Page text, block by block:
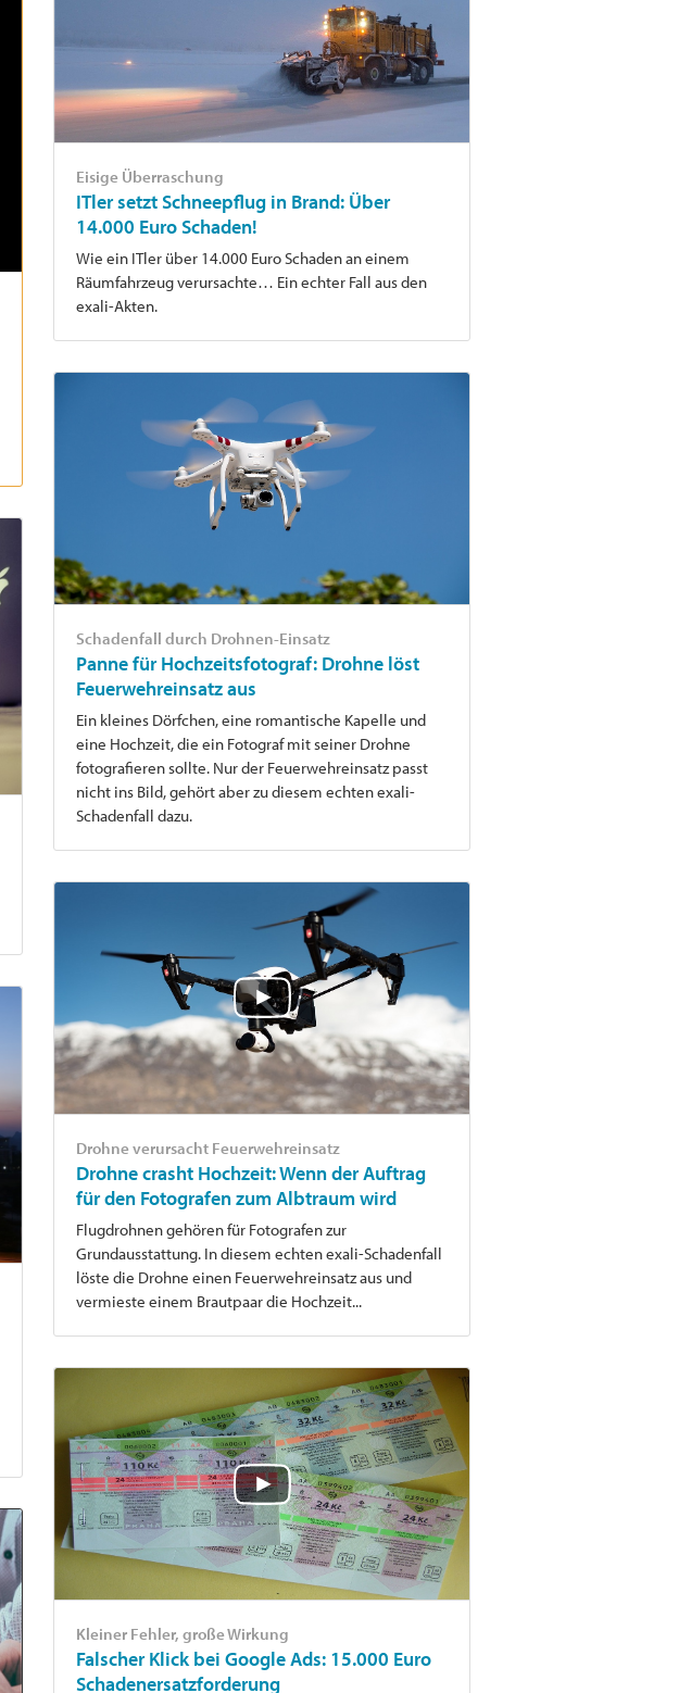
Eisige Überraschung
ITler setzt Schneepflug in Brand: Über
14.000 Euro Schaden!
Wie ein ITler über 14.000 Euro Schaden an einem
Räumfahrzeug verursachte… Ein echter Fall aus den
exali-Akten.
Schadenfall durch Drohnen-Einsatz
Panne für Hochzeitsfotograf: Drohne löst
Feuerwehreinsatz aus
Ein kleines Dörfchen, eine romantische Kapelle und
eine Hochzeit, die ein Fotograf mit seiner Drohne
fotografieren sollte. Nur der Feuerwehreinsatz passt
nicht ins Bild, gehört aber zu diesem echten exali-
Schadenfall dazu.
Drohne verursacht Feuerwehreinsatz
Drohne crasht Hochzeit: Wenn der Auftrag
für den Fotografen zum Albtraum wird
Flugdrohnen gehören für Fotografen zur
Grundausstattung. In diesem echten exali-Schadenfall
löste die Drohne einen Feuerwehreinsatz aus und
vermieste einem Brautpaar die Hochzeit...
Kleiner Fehler, große Wirkung
Falscher Klick bei Google Ads: 15.000 Euro
Schadenersatzforderung